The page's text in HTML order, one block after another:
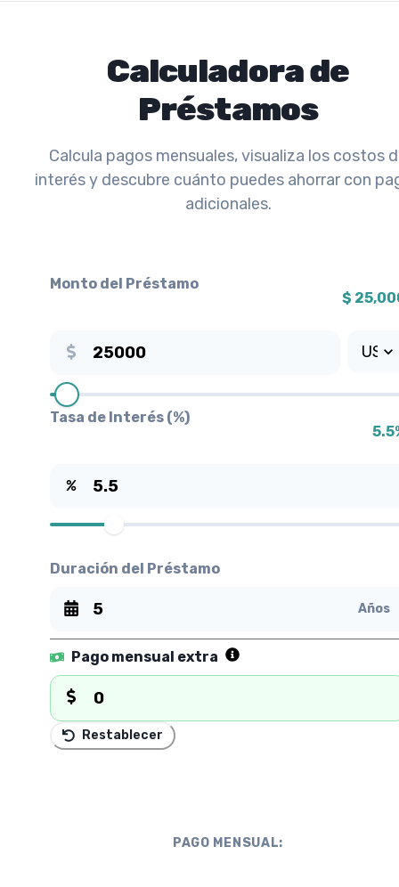
Calculadora de
Préstamos
Calcula pagos mensuales, visualiza los costos
interés y descubre cuánto puedes ahorrar con
adicionales.
Monto del Préstamo
$
Tasa de Interés (%)
5.5
Duración del Préstamo
Años
Pago mensual extra
Restablecer
PAGO MENSUAL: